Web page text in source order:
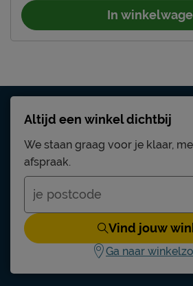
In
Altijd een winkel dichtbij
We staan graag voor je klaar,
afspraak.
Vind jouw
Ga naar